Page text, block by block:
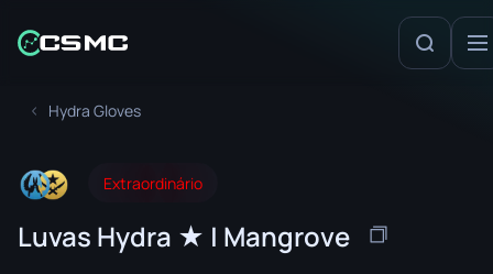
Hydra Gloves
Extraordinário
Luvas Hydra ★ | Mangrove